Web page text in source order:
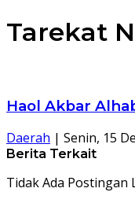
Tarekat
Haol Akbar
Daerah | Senin, 15
Berita Terkait
Tidak Ada Postingan